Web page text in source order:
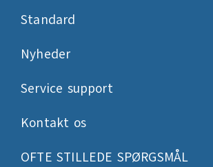
Standard
Nyheder
Service support
Kontakt os
OFTE STILLEDE SPØRGSMÅL